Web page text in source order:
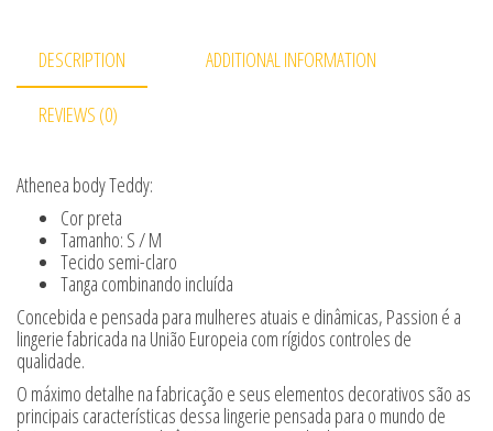
DESCRIPTION ADDITIONAL INFORMATION
REVIEWS (0)
Athenea body Teddy:
Cor preta
Tamanho: S / M
Tecido semi-claro
Tanga combinando incluída
Concebida e pensada para mulheres atuais e dinâmicas, Passion é a
lingerie fabricada na União Europeia com rígidos controles de
qualidade.
O máximo detalhe na fabricação e seus elementos decorativos são as
principais características dessa lingerie pensada para o mundo de